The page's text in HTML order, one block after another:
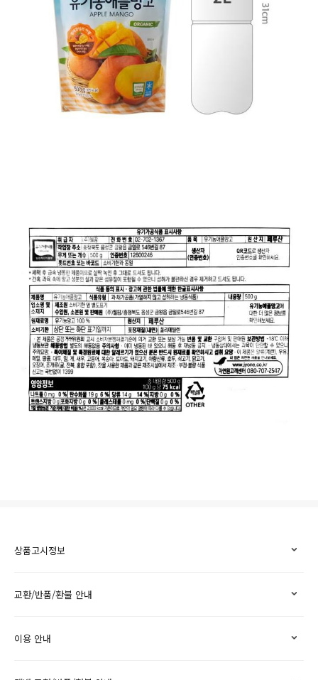
상품고시정보
교환/반품/환불 안내
이용 안내